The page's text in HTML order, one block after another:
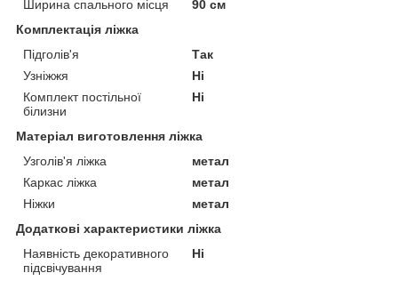
Ширина спального місця
90 см
Комплектація ліжка
Підголів'я
Так
Узніжжя
Ні
Комплект постільної
білизни
Ні
Матеріал виготовлення ліжка
Узголів'я ліжка
метал
Каркас ліжка
метал
Ніжки
метал
Додаткові характеристики ліжка
Наявність декоративного
підсвічування
Ні